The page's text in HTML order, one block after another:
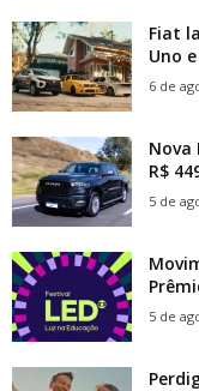
Fiat
Uno
6 de
Nova
R$
5 de
5 de